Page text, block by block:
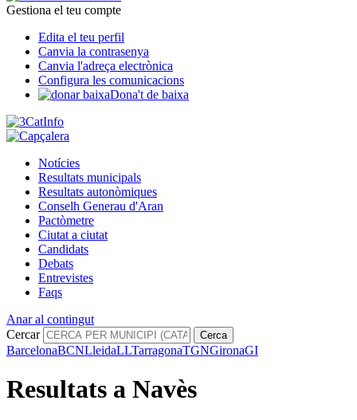
Gestiona el teu compte
Edita el teu perfil
Canvia la contrasenya
Canvia l'adreça electrònica
Configura les comunicacions
Dona't de baixa
Notícies
Resultats municipals
Resultats autonòmiques
Conselh Generau d'Aran
Pactòmetre
Ciutat a ciutat
Candidats
Debats
Entrevistes
Faqs
Anar al contingut
Cercar
Cerca
BarcelonaBCNLleidaLLTarragonaTGNGironaGI
Resultats a Navès